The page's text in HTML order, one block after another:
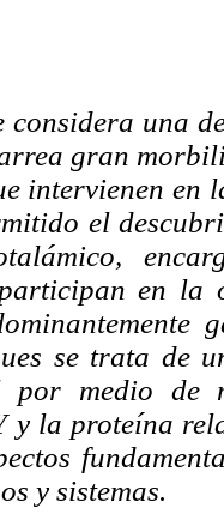
considera una
gran
intervienen en
el
en la
se trata de
por medio de
y la proteína
y sistemas.